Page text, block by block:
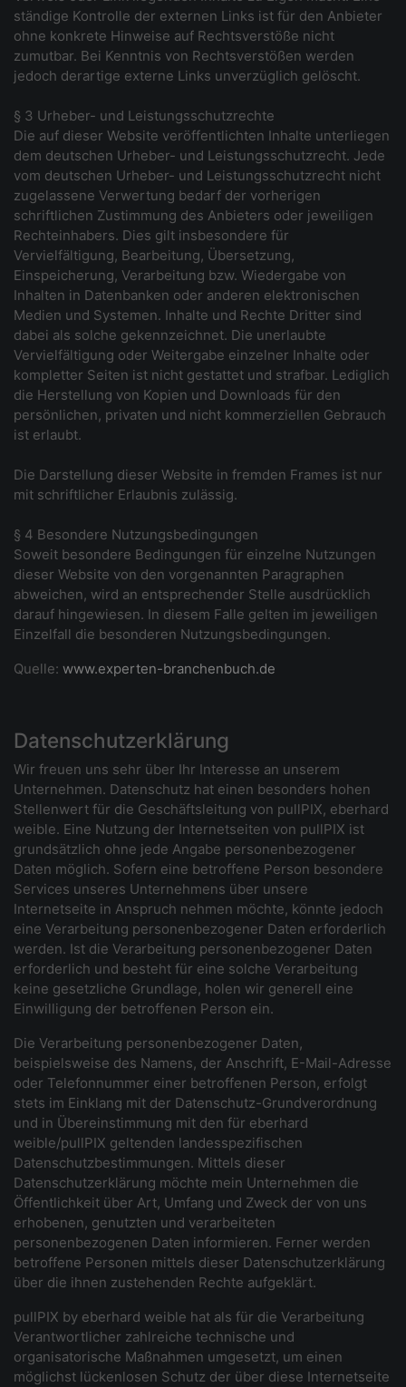
ständige Kontrolle der externen Links ist für den Anbieter
ohne konkrete Hinweise auf Rechtsverstöße nicht
zumutbar. Bei Kenntnis von Rechtsverstößen werden
jedoch derartige externe Links unverzüglich gelöscht.
§ 3 Urheber- und Leistungsschutzrechte
Die auf dieser Website veröffentlichten Inhalte unterliegen
dem deutschen Urheber- und Leistungsschutzrecht. Jede
vom deutschen Urheber- und Leistungsschutzrecht nicht
zugelassene Verwertung bedarf der vorherigen
schriftlichen Zustimmung des Anbieters oder jeweiligen
Rechteinhabers. Dies gilt insbesondere für
Vervielfältigung, Bearbeitung, Übersetzung,
Einspeicherung, Verarbeitung bzw. Wiedergabe von
Inhalten in Datenbanken oder anderen elektronischen
Medien und Systemen. Inhalte und Rechte Dritter sind
dabei als solche gekennzeichnet. Die unerlaubte
Vervielfältigung oder Weitergabe einzelner Inhalte oder
kompletter Seiten ist nicht gestattet und strafbar. Lediglich
die Herstellung von Kopien und Downloads für den
persönlichen, privaten und nicht kommerziellen Gebrauch
ist erlaubt.
Die Darstellung dieser Website in fremden Frames ist nur
mit schriftlicher Erlaubnis zulässig.
§ 4 Besondere Nutzungsbedingungen
Soweit besondere Bedingungen für einzelne Nutzungen
dieser Website von den vorgenannten Paragraphen
abweichen, wird an entsprechender Stelle ausdrücklich
darauf hingewiesen. In diesem Falle gelten im jeweiligen
Einzelfall die besonderen Nutzungsbedingungen.
Quelle: www.experten-branchenbuch.de
Datenschutzerklärung
Wir freuen uns sehr über Ihr Interesse an unserem
Unternehmen. Datenschutz hat einen besonders hohen
Stellenwert für die Geschäftsleitung von pullPIX, eberhard
weible. Eine Nutzung der Internetseiten von pullPIX ist
grundsätzlich ohne jede Angabe personenbezogener
Daten möglich. Sofern eine betroffene Person besondere
Services unseres Unternehmens über unsere
Internetseite in Anspruch nehmen möchte, könnte jedoch
eine Verarbeitung personenbezogener Daten erforderlich
werden. Ist die Verarbeitung personenbezogener Daten
erforderlich und besteht für eine solche Verarbeitung
keine gesetzliche Grundlage, holen wir generell eine
Einwilligung der betroffenen Person ein.
Die Verarbeitung personenbezogener Daten,
beispielsweise des Namens, der Anschrift, E-Mail-Adresse
oder Telefonnummer einer betroffenen Person, erfolgt
stets im Einklang mit der Datenschutz-Grundverordnung
und in Übereinstimmung mit den für eberhard
weible/pullPIX geltenden landesspezifischen
Datenschutzbestimmungen. Mittels dieser
Datenschutzerklärung möchte mein Unternehmen die
Öffentlichkeit über Art, Umfang und Zweck der von uns
erhobenen, genutzten und verarbeiteten
personenbezogenen Daten informieren. Ferner werden
betroffene Personen mittels dieser Datenschutzerklärung
über die ihnen zustehenden Rechte aufgeklärt.
pullPIX by eberhard weible hat als für die Verarbeitung
Verantwortlicher zahlreiche technische und
organisatorische Maßnahmen umgesetzt, um einen
möglichst lückenlosen Schutz der über diese Internetseite